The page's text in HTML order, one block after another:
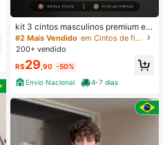
kit 3 cintos masculinos premium elit
e postamos no mesmo dia
#2 Mais Vendido
em Cintos de fita Homens Cintos e Acessórios Cinto
200+ vendido
R$29 ,90 -50%
Envio Nacional
4-7 dias